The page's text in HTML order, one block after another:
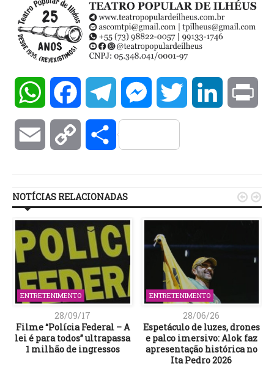
WhatsAppFacebookTelegramMessengerTwitter LinkedIn
Email Copy Compartilhar
NOTÍCIAS RELACIONADAS
ENTRETENIMENTO
28/09/17
Filme “Polícia Federal – A
lei é para todos” ultrapassa
1 milhão de ingressos
ENTRETENIMENTO
28/06/26
Espetáculo de luzes, drones
e palco imersivo: Alok faz
apresentação histórica no
Ita Pedro 2026
 